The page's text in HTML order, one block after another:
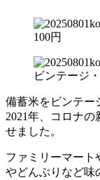
100円
ビンテージ
備蓄米をビンテー
2021年、コロナ
せました。
ファミリーマート
やどんぶりなど味